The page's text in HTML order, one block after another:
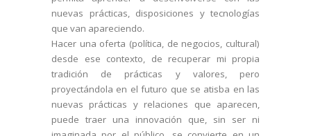
nuevas prácticas, disposiciones y tecnologías
que van apareciendo.
Hacer una oferta (política, de negocios, cultural)
desde ese contexto, de recuperar mi propia
tradición de prácticas y valores, pero
proyectándola en el futuro que se atisba en las
nuevas prácticas y relaciones que aparecen,
puede traer una innovación que, sin ser ni